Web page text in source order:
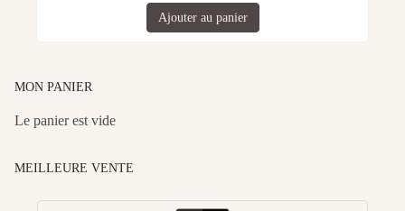
Ajouter au panier
MON PANIER
Le panier est vide
MEILLEURE VENTE